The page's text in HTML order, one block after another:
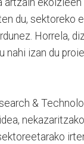
artzain ekoizleen
du, sektoreko
Horrela,
nahi izan du
&